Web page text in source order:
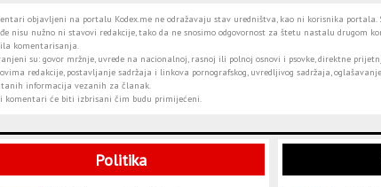
objavljeni na portalu Kodex.me ne odražavaju stav uredništva, kao ni korisnika
nisu nužno ni stavovi redakcije, tako da ne snosimo odgovornost za štetu nastalu drugom
komentarisanja.
su: govor mržnje, uvrede na nacionalnoj, rasnoj ili polnoj osnovi i psovke, direktne
redakcije, postavljanje sadržaja i linkova pornografskog, uvredljivog sadržaja,
informacija vezanih za članak.
komentari će biti izbrisani čim budu primijećeni.
Politika